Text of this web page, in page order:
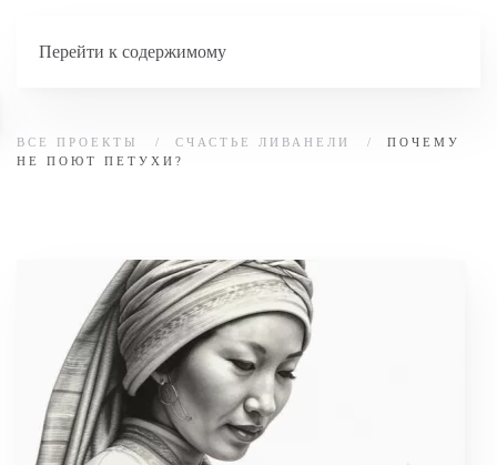
Перейти к содержимому
ВСЕ ПРОЕКТЫ СЧАСТЬЕ ЛИВАНЕЛИ
ПОЧЕМУ
НЕ ПОЮТ ПЕТУХИ?